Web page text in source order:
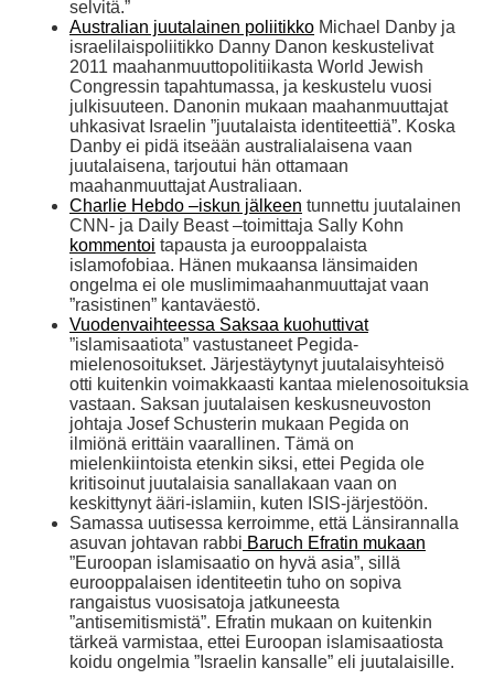
selvitä.”
Australian juutalainen poliitikko Michael Danby ja
israelilaispoliitikko Danny Danon keskustelivat
2011 maahanmuuttopolitiikasta World Jewish
Congressin tapahtumassa, ja keskustelu vuosi
julkisuuteen. Danonin mukaan maahanmuuttajat
uhkasivat Israelin ”juutalaista identiteettiä”. Koska
Danby ei pidä itseään australialaisena vaan
juutalaisena, tarjoutui hän ottamaan
maahanmuuttajat Australiaan.
Charlie Hebdo –iskun jälkeen tunnettu juutalainen
CNN- ja Daily Beast –toimittaja Sally Kohn
kommentoi tapausta ja eurooppalaista
islamofobiaa. Hänen mukaansa länsimaiden
ongelma ei ole muslimimaahanmuuttajat vaan
”rasistinen” kantaväestö.
Vuodenvaihteessa Saksaa kuohuttivat
”islamisaatiota” vastustaneet Pegida-
mielenosoitukset. Järjestäytynyt juutalaisyhteisö
otti kuitenkin voimakkaasti kantaa mielenosoituksia
vastaan. Saksan juutalaisen keskusneuvoston
johtaja Josef Schusterin mukaan Pegida on
ilmiönä erittäin vaarallinen. Tämä on
mielenkiintoista etenkin siksi, ettei Pegida ole
kritisoinut juutalaisia sanallakaan vaan on
keskittynyt ääri-islamiin, kuten ISIS-järjestöön.
Samassa uutisessa kerroimme, että Länsirannalla
asuvan johtavan rabbi Baruch Efratin mukaan
”Euroopan islamisaatio on hyvä asia”, sillä
eurooppalaisen identiteetin tuho on sopiva
rangaistus vuosisatoja jatkuneesta
”antisemitismistä”. Efratin mukaan on kuitenkin
tärkeä varmistaa, ettei Euroopan islamisaatiosta
koidu ongelmia ”Israelin kansalle” eli juutalaisille.